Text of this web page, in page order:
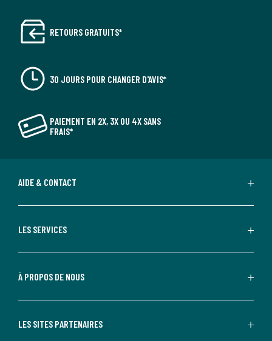
RETOURS GRATUITS*
30 JOURS POUR CHANGER D'AVIS*
PAIEMENT EN 2X, 3X OU 4X SANS
FRAIS*
AIDE & CONTACT
LES SERVICES
À PROPOS DE NOUS
LES SITES PARTENAIRES